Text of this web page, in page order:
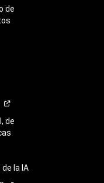
de
de
la IA